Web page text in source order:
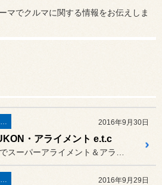
マでクルマに関する情報をお伝えしま
アライメント＆スーパーアライメント 2016年9月30日
・アライメント e.t.c
タイヤ屋です。「本業」のタイヤ 2016年9月29日